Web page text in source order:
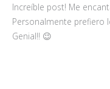
Increíble post! Me
Personalmente prefiero
Genial!! 😉